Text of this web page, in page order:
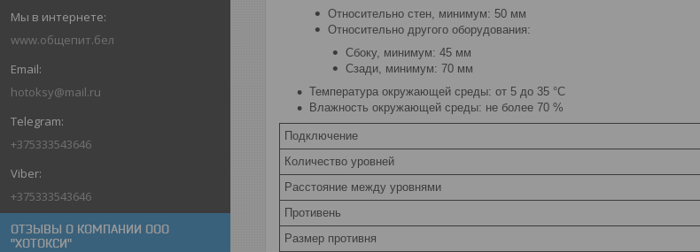
www.общепит.бел
hotoksy@mail.ru
+375333543646
+375333543646
ОТЗЫВЫ О КОМПАНИИ ООО
"ХОТОКСИ"
Относительно стен, минимум: 50 мм
Относительно другого оборудования:
Сбоку, минимум: 45 мм
Сзади, минимум: 70 мм
Температура окружающей среды: от 5 до 35 °C
Влажность окружающей среды: не более 70 %
Подключение
Количество уровней
Расстояние между уровнями
Противень
Размер противня